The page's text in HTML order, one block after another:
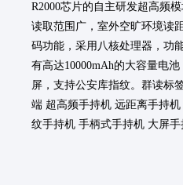
R2000芯片的自主研发超高频
读取范围广，室外空旷环境读
码功能，采用八核处理器，功
有高达10000mAh的大容量电
屏，支持公安库指纹。群读标
端 超高频手持机 远距离手持
纹手持机 手柄式手持机 大屏